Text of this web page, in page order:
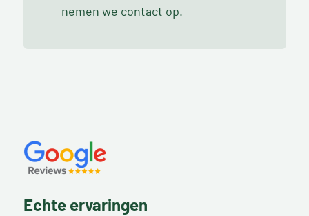
nemen we contact op.
Echte ervaringen